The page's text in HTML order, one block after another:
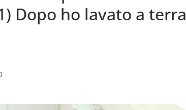
Dopo ho lavato a terra